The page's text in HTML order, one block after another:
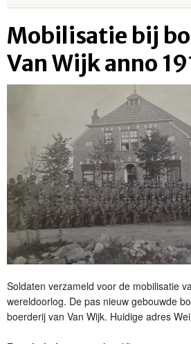
Mobilisatie bij
Van Wijk anno
Soldaten verzameld voor de mobilisatie
wereldoorlog. De pas nieuw gebouwde
boerderij van Van Wijk. Huidige adres